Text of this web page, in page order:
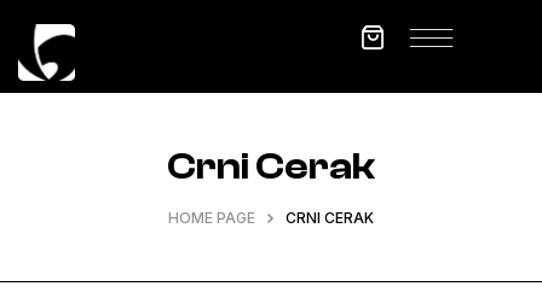
Crni Cerak
HOME PAGE CRNI CERAK